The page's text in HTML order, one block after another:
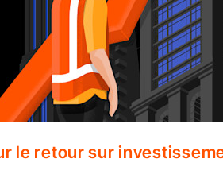
le retour sur